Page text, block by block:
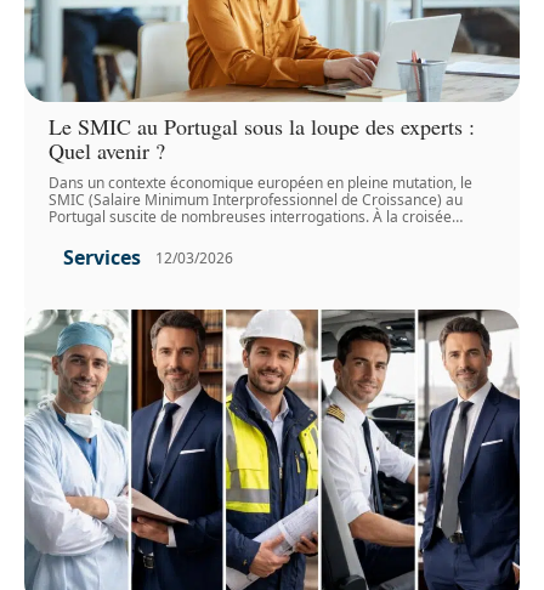
Le SMIC au Portugal sous la loupe des experts :
Quel avenir ?
Dans un contexte économique européen en pleine mutation, le
SMIC (Salaire Minimum Interprofessionnel de Croissance) au
Portugal suscite de nombreuses interrogations. À la croisée…
Services 12/03/2026